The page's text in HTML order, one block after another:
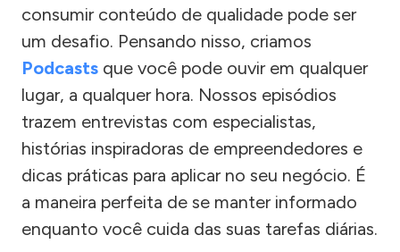
consumir conteúdo de qualidade pode ser
um desafio. Pensando nisso, criamos
Podcasts que você pode ouvir em qualquer
lugar, a qualquer hora. Nossos episódios
trazem entrevistas com especialistas,
histórias inspiradoras de empreendedores e
dicas práticas para aplicar no seu negócio. É
a maneira perfeita de se manter informado
enquanto você cuida das suas tarefas diárias.